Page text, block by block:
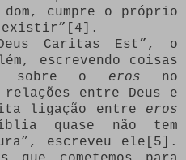
cumpre o próprio
existir”[4].
Caritas Est”, o
escrevendo coisas
sobre o eros no
entre Deus e
ligação entre eros
quase não tem
escreveu ele[5].